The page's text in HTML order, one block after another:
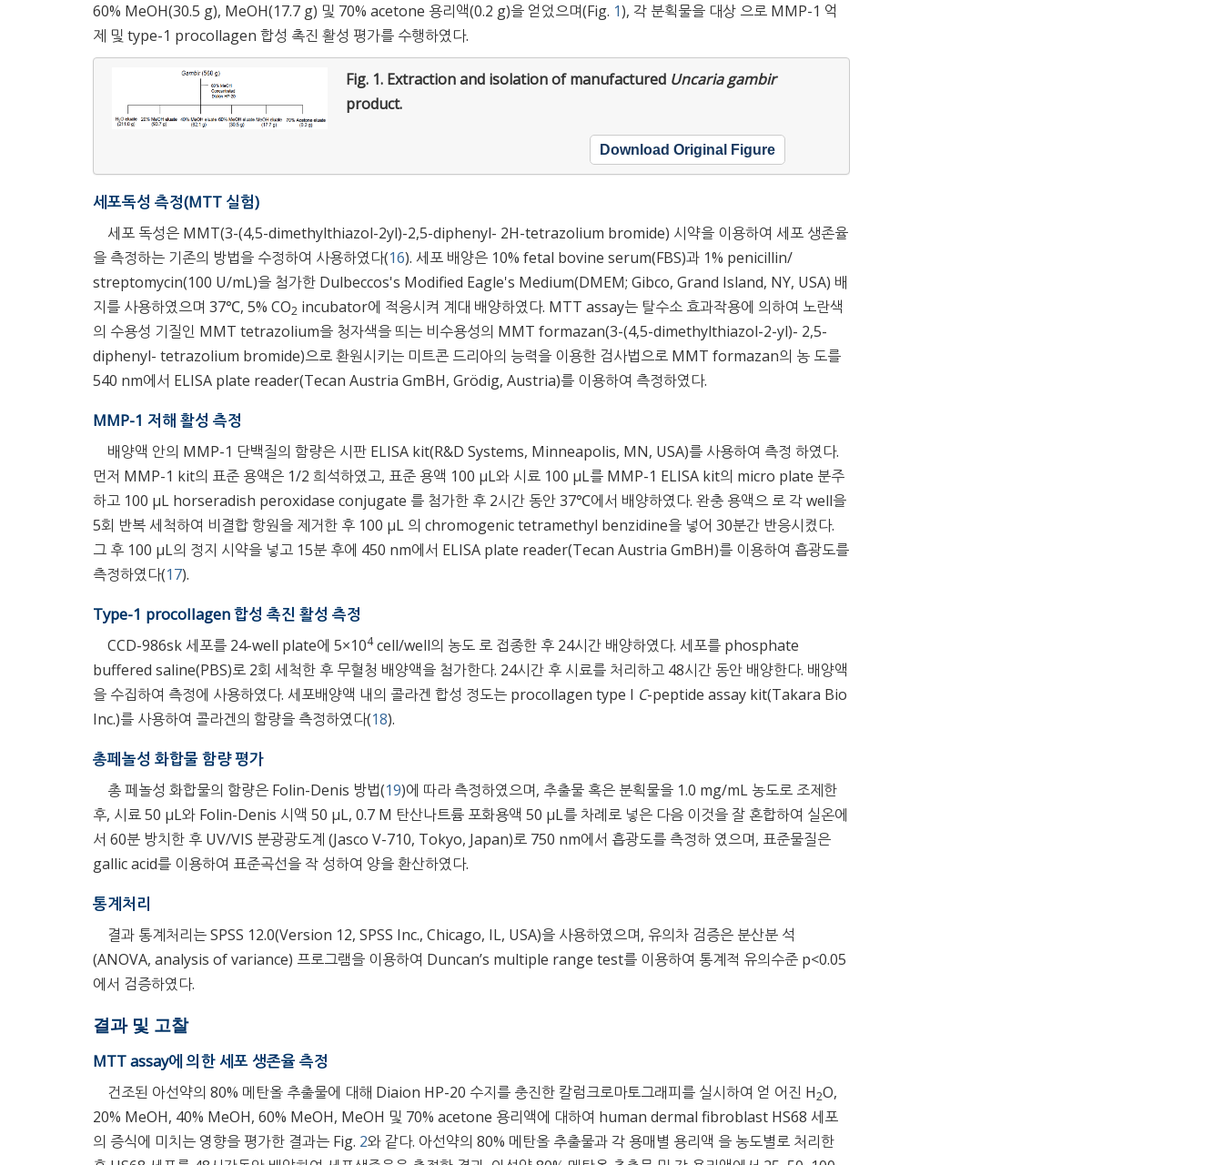
60% MeOH(30.5 g), MeOH(17.7 g) 및 70% acetone 용리액(0.2 g)을 얻었으며(Fig. 1), 각 분획물을 대상 으로 MMP-1 억
제 및 type-1 procollagen 합성 촉진 활성 평가를 수행하였다.
Fig. 1. Extraction and isolation of manufactured Uncaria gambir
product.
Download Original Figure
세포독성 측정(MTT 실험)
세포 독성은 MMT(3-(4,5-dimethylthiazol-2yl)-2,5-diphenyl- 2H-tetrazolium bromide) 시약을 이용하여 세포 생존율
을 측정하는 기존의 방법을 수정하여 사용하였다(16). 세포 배양은 10% fetal bovine serum(FBS)과 1% penicillin/
streptomycin(100 U/mL)을 첨가한 Dulbeccos's Modified Eagle's Medium(DMEM; Gibco, Grand Island, NY, USA) 배
지를 사용하였으며 37℃, 5% CO2 incubator에 적응시켜 계대 배양하였다. MTT assay는 탈수소 효과작용에 의하여 노란색
의 수용성 기질인 MMT tetrazolium을 청자색을 띄는 비수용성의 MMT formazan(3-(4,5-dimethylthiazol-2-yl)- 2,5-
diphenyl- tetrazolium bromide)으로 환원시키는 미트콘 드리아의 능력을 이용한 검사법으로 MMT formazan의 농 도를
540 nm에서 ELISA plate reader(Tecan Austria GmBH, Grödig, Austria)를 이용하여 측정하였다.
MMP-1 저해 활성 측정
배양액 안의 MMP-1 단백질의 함량은 시판 ELISA kit(R&D Systems, Minneapolis, MN, USA)를 사용하여 측정 하였다.
먼저 MMP-1 kit의 표준 용액은 1/2 희석하였고, 표준 용액 100 μL와 시료 100 μL를 MMP-1 ELISA kit의 micro plate 분주
하고 100 μL horseradish peroxidase conjugate 를 첨가한 후 2시간 동안 37℃에서 배양하였다. 완충 용액으 로 각 well을
5회 반복 세척하여 비결합 항원을 제거한 후 100 μL 의 chromogenic tetramethyl benzidine을 넣어 30분간 반응시켰다.
그 후 100 μL의 정지 시약을 넣고 15분 후에 450 nm에서 ELISA plate reader(Tecan Austria GmBH)를 이용하여 흡광도를
측정하였다(17).
Type-1 procollagen 합성 촉진 활성 측정
CCD-986sk 세포를 24-well plate에 5×104cell/well의 농도 로 접종한 후 24시간 배양하였다. 세포를 phosphate
buffered saline(PBS)로 2회 세척한 후 무혈청 배양액을 첨가한다. 24시간 후 시료를 처리하고 48시간 동안 배양한다. 배양액
을 수집하여 측정에 사용하였다. 세포배양액 내의 콜라겐 합성 정도는 procollagen type I C-peptide assay kit(Takara Bio
Inc.)를 사용하여 콜라겐의 함량을 측정하였다(18).
총페놀성 화합물 함량 평가
총 페놀성 화합물의 함량은 Folin-Denis 방법(19)에 따라 측정하였으며, 추출물 혹은 분획물을 1.0 mg/mL 농도로 조제한
후, 시료 50 μL와 Folin-Denis 시액 50 μL, 0.7 M 탄산나트륨 포화용액 50 μL를 차례로 넣은 다음 이것을 잘 혼합하여 실온에
서 60분 방치한 후 UV/VIS 분광광도계 (Jasco V-710, Tokyo, Japan)로 750 nm에서 흡광도를 측정하 였으며, 표준물질은
gallic acid를 이용하여 표준곡선을 작 성하여 양을 환산하였다.
통계처리
결과 통계처리는 SPSS 12.0(Version 12, SPSS Inc., Chicago, IL, USA)을 사용하였으며, 유의차 검증은 분산분 석
(ANOVA, analysis of variance) 프로그램을 이용하여 Duncan’s multiple range test를 이용하여 통계적 유의수준 p<0.05
에서 검증하였다.
결과 및 고찰
MTT assay에 의한 세포 생존율 측정
건조된 아선약의 80% 메탄올 추출물에 대해 Diaion HP-20 수지를 충진한 칼럼크로마토그래피를 실시하여 얻 어진 H2O,
20% MeOH, 40% MeOH, 60% MeOH, MeOH 및 70% acetone 용리액에 대하여 human dermal fibroblast HS68 세포
의 증식에 미치는 영향을 평가한 결과는 Fig. 2와 같다. 아선약의 80% 메탄올 추출물과 각 용매별 용리액 을 농도별로 처리한